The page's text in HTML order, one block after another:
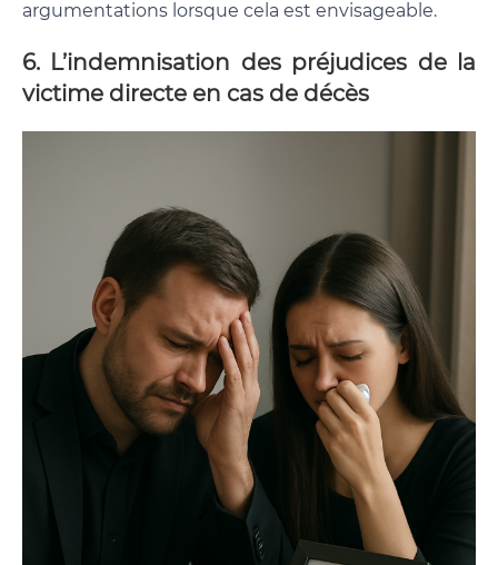
argumentations lorsque cela est envisageable.
6. L’indemnisation des préjudices de la
victime directe en cas de décès